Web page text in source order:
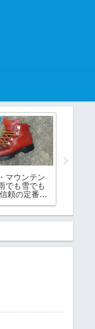
マウンテン
でも雪でも
頼の定番モ